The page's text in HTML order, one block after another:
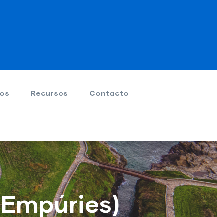
Recursos Contacto